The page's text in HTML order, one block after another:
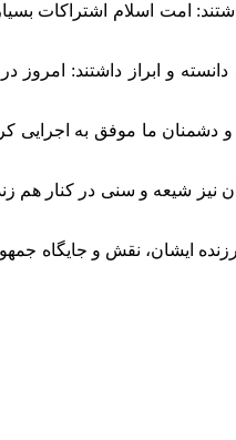
امت اسلام اشتراکات
دانسته و ابراز داشتند:
دشمنان ما موفق به اجرایی
شیعه و سنی در کنار هم
ایشان، نقش و جایگاه